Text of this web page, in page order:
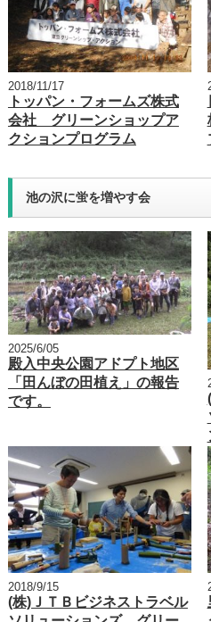
2018/11/17
トッパン・フォームズ株式
会社 グリーンショップア
クションプログラム
池の沢に蛍を増やす会
2025/6/05
殿入中央公園アドプト地区
「田んぼの田植え」の報告
です。
2018/9/15
(株)ＪＴＢビジネストラベル